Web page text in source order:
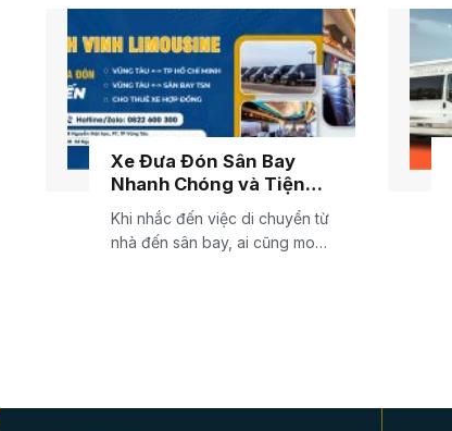
Xe Đưa Đón Sân Bay
Nhanh Chóng và Tiện
Khi nhắc đến việc di chuyển từ
nhà đến sân bay, ai cũng mong